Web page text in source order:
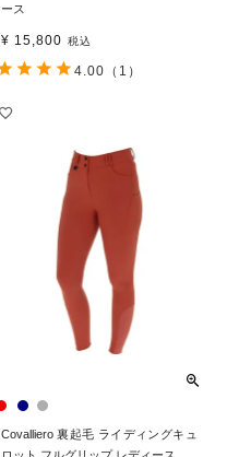
ース
¥ 15,800 税込
4.00 （1）
Covalliero 裏起毛 ライディングキュ